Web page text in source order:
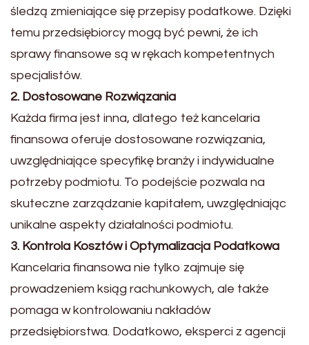
śledzą zmieniające się przepisy podatkowe. Dzięki
temu przedsiębiorcy mogą być pewni, że ich
sprawy finansowe są w rękach kompetentnych
specjalistów.
2. Dostosowane Rozwiązania
Każda firma jest inna, dlatego też kancelaria
finansowa oferuje dostosowane rozwiązania,
uwzględniające specyfikę branży i indywidualne
potrzeby podmiotu. To podejście pozwala na
skuteczne zarządzanie kapitałem, uwzględniając
unikalne aspekty działalności podmiotu.
3. Kontrola Kosztów i Optymalizacja Podatkowa
Kancelaria finansowa nie tylko zajmuje się
prowadzeniem ksiąg rachunkowych, ale także
pomaga w kontrolowaniu nakładów
przedsiębiorstwa. Dodatkowo, eksperci z agencji